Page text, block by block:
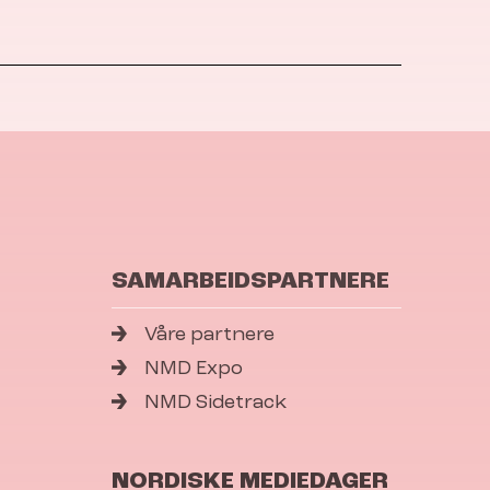
SAMARBEIDSPARTNERE
Våre partnere
NMD Expo
NMD Sidetrack
NORDISKE MEDIEDAGER